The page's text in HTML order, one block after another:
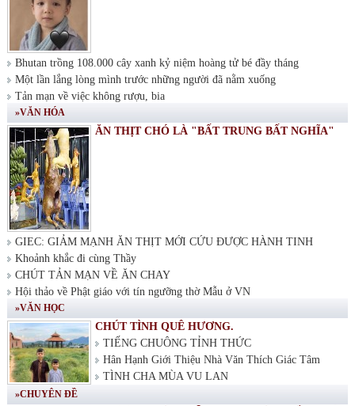
Bhutan trồng 108.000 cây xanh kỷ niệm hoàng tử bé đầy tháng
Một lần lắng lòng mình trước những người đã nằm xuống
Tản mạn về việc không rượu, bia
»VĂN HÓA
ĂN THỊT CHÓ LÀ "BẤT TRUNG BẤT NGHĨA"
GIEC: GIẢM MẠNH ĂN THỊT MỚI CỨU ĐƯỢC HÀNH TINH
Khoảnh khắc đi cùng Thầy
CHÚT TẢN MẠN VỀ ĂN CHAY
Hội thảo về Phật giáo với tín ngưỡng thờ Mẫu ở VN
»VĂN HỌC
CHÚT TÌNH QUÊ HƯƠNG.
TIẾNG CHUÔNG TỈNH THỨC
Hân Hạnh Giới Thiệu Nhà Văn Thích Giác Tâm
TÌNH CHA MÙA VU LAN
»CHUYÊN ĐỀ